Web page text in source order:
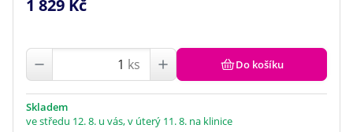
1 829 Kč
ks Do košíku
Skladem
ve středu 12. 8. u vás, v úterý 11. 8. na klinice